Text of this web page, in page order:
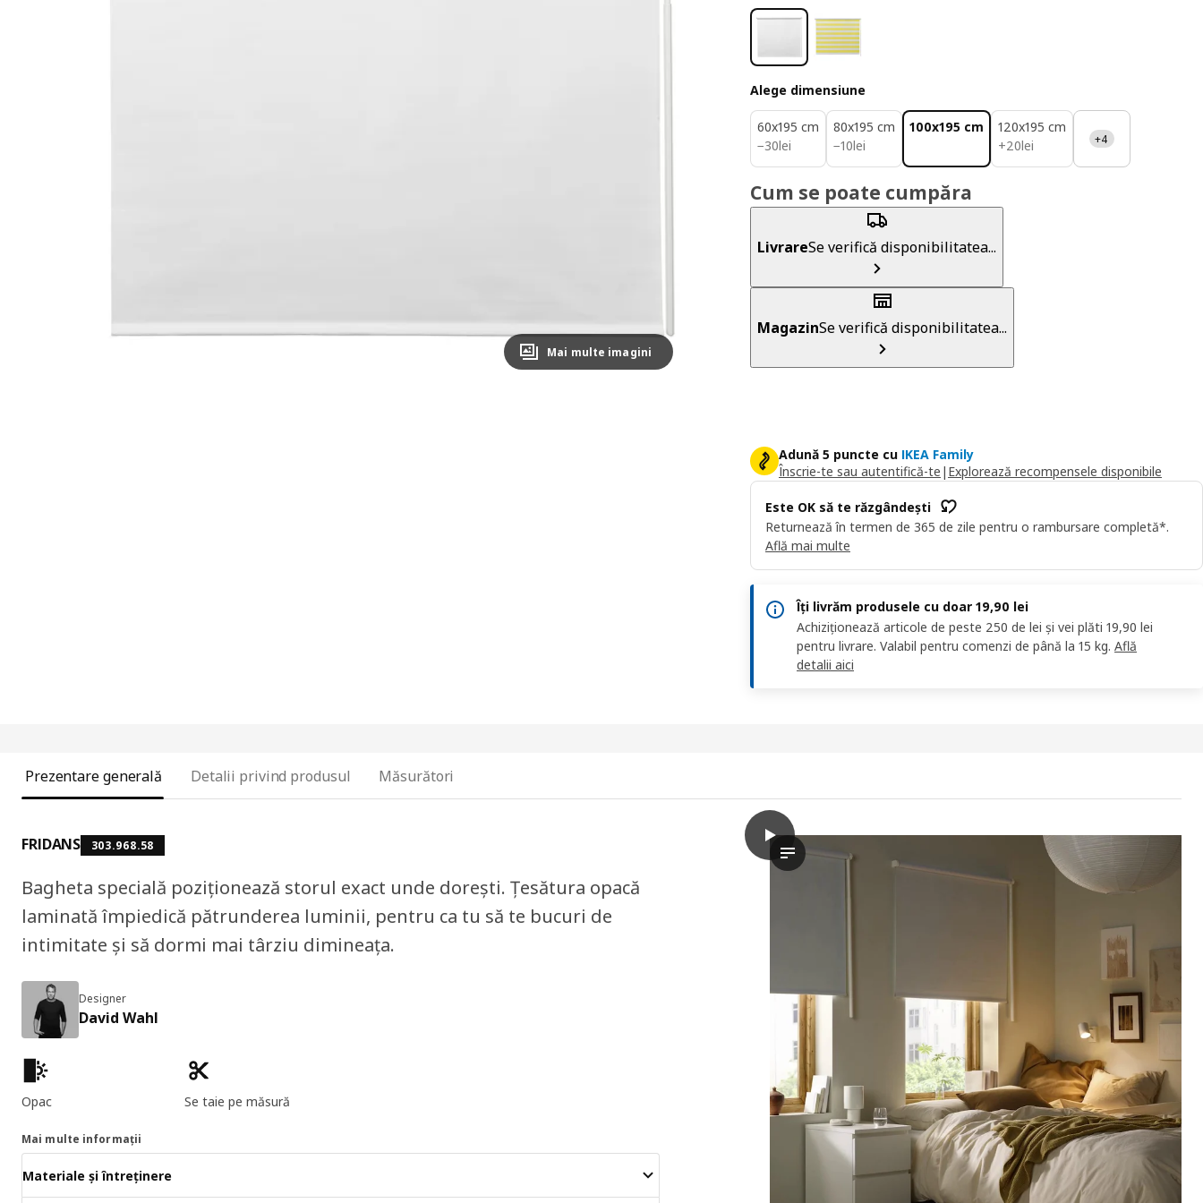
Mai multe imagini
Alege dimensiune
60x195 cm
−30lei
30lei
80x195 cm
−10lei
10lei
100x195 cm
120x195 cm
+20lei
20lei +4
Cum se poate cumpăra
LivrareSe verifică disponibilitatea...
MagazinSe verifică disponibilitatea...
Adună 5 puncte cu IKEA Family
Înscrie-te sau autentifică-te | Explorează recompensele disponibile
Este OK să te răzgândești
Returnează în termen de 365 de zile pentru o rambursare completă*.
Află mai multe
Îți livrăm produsele cu doar 19,90 lei
Achiziționează articole de peste 250 de lei și vei plăti 19,90 lei
pentru livrare. Valabil pentru comenzi de până la 15 kg. Află
detalii aici
Prezentare generală Detalii privind produsul Măsurători
FRIDANS 303.968.58
Bagheta specială poziționează storul exact unde dorești. Țesătura opacă
laminată împiedică pătrunderea luminii, pentru ca tu să te bucuri de
intimitate și să dormi mai târziu dimineața.
Designer
David Wahl
Caracteristicile produselor
Opac Se taie pe măsură
Mai multe informații
Materiale și întreținere
play
Videoclipul prezintă o demonstrație a jaluzelelor blocabile FRIDANS
FRIDANS Stor opac, alb, 100x195 cm